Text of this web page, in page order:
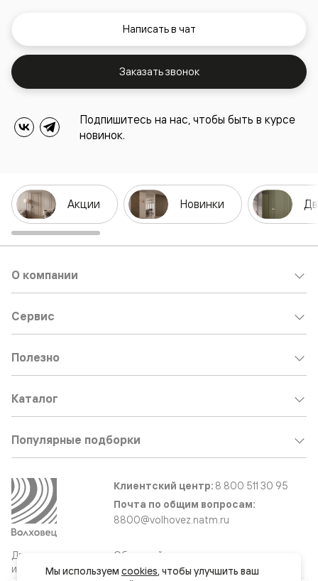
Написать в чат
Заказать звонок
Подпишитесь на нас, чтобы быть в курсе
новинок.
Акции Новинки
Двери
и интерьерные
О компании
Сервис
Полезно
Каталог
Популярные подборки
Клиентский центр: 8 800 511 30 95
Почта по общим вопросам:
8800@volhovez.natm.ru
Обратный звонок
Мы используем cookies, чтобы улучшить ваш